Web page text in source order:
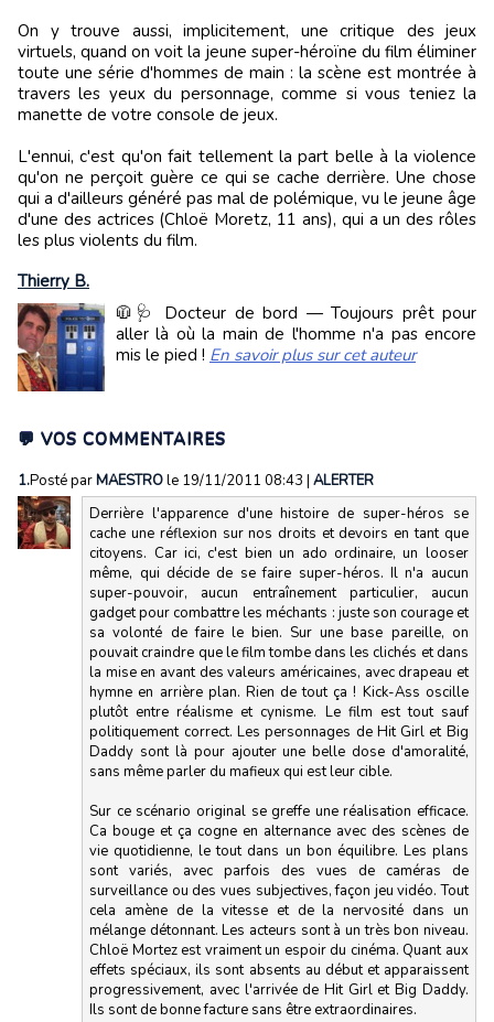
On y trouve aussi, implicitement, une critique des jeux
virtuels, quand on voit la jeune super-héroïne du film éliminer
toute une série d'hommes de main : la scène est montrée à
travers les yeux du personnage, comme si vous teniez la
manette de votre console de jeux.
L'ennui, c'est qu'on fait tellement la part belle à la violence
qu'on ne perçoit guère ce qui se cache derrière. Une chose
qui a d'ailleurs généré pas mal de polémique, vu le jeune âge
d'une des actrices (Chloë Moretz, 11 ans), qui a un des rôles
les plus violents du film.
Thierry B.
🧥🩺 Docteur de bord — Toujours prêt pour
aller là où la main de l'homme n'a pas encore
mis le pied ! En savoir plus sur cet auteur
💬 VOS COMMENTAIRES
1.Posté parMAESTROle 19/11/2011 08:43 | ALERTER
Derrière l'apparence d'une histoire de super-héros se
cache une réflexion sur nos droits et devoirs en tant que
citoyens. Car ici, c'est bien un ado ordinaire, un looser
même, qui décide de se faire super-héros. Il n'a aucun
super-pouvoir, aucun entraînement particulier, aucun
gadget pour combattre les méchants : juste son courage et
sa volonté de faire le bien. Sur une base pareille, on
pouvait craindre que le film tombe dans les clichés et dans
la mise en avant des valeurs américaines, avec drapeau et
hymne en arrière plan. Rien de tout ça ! Kick-Ass oscille
plutôt entre réalisme et cynisme. Le film est tout sauf
politiquement correct. Les personnages de Hit Girl et Big
Daddy sont là pour ajouter une belle dose d'amoralité,
sans même parler du mafieux qui est leur cible.
Sur ce scénario original se greffe une réalisation efficace.
Ca bouge et ça cogne en alternance avec des scènes de
vie quotidienne, le tout dans un bon équilibre. Les plans
sont variés, avec parfois des vues de caméras de
surveillance ou des vues subjectives, façon jeu vidéo. Tout
cela amène de la vitesse et de la nervosité dans un
mélange détonnant. Les acteurs sont à un très bon niveau.
Chloë Mortez est vraiment un espoir du cinéma. Quant aux
effets spéciaux, ils sont absents au début et apparaissent
progressivement, avec l'arrivée de Hit Girl et Big Daddy.
Ils sont de bonne facture sans être extraordinaires.